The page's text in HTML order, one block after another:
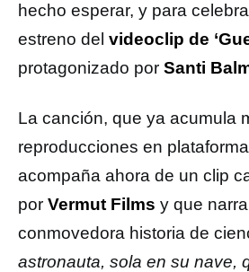
hecho esperar, y para
estreno del videoclip de
protagonizado por Santi
La canción, que ya acumula
reproducciones en
acompaña ahora de un clip
por Vermut Films y que
conmovedora historia de
astronauta, sola en su nave,